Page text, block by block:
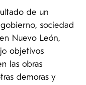
de un
sociedad
Nuevo León,
objetivos
las obras
demoras y